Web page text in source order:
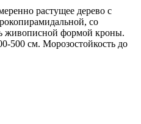
растущее дерево с
со
живописной формой кроны.
500 см. Морозостойкость до